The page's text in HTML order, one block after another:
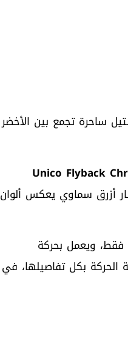
ساحرة تجمع بين الأخضر
Unico Flyback
أزرق سماوي يعكس ألوان
الحركة بكل تفاصيلها، في